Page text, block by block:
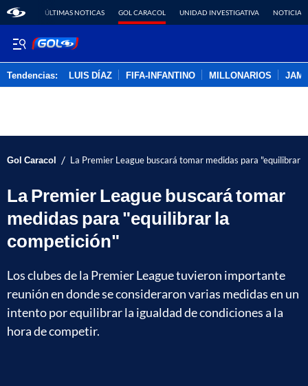
ÚLTIMAS NOTICAS GOL CARACOL UNIDAD INVESTIGATIVA NOTICIAS
Tendencias: LUIS DÍAZ FIFA-INFANTINO MILLONARIOS
Gol Caracol / La Premier League buscará tomar medidas para "equilibrar
La Premier League buscará tomar
medidas para "equilibrar la
competición"
Los clubes de la Premier League tuvieron importante
reunión en donde se consideraron varias medidas en un
intento por equilibrar la igualdad de condiciones a la
hora de competir.